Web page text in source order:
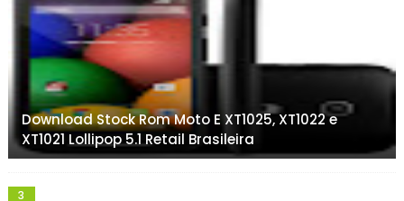
Download Stock Rom Moto E XT1025, XT1022 e
XT1021 Lollipop 5.1 Retail Brasileira